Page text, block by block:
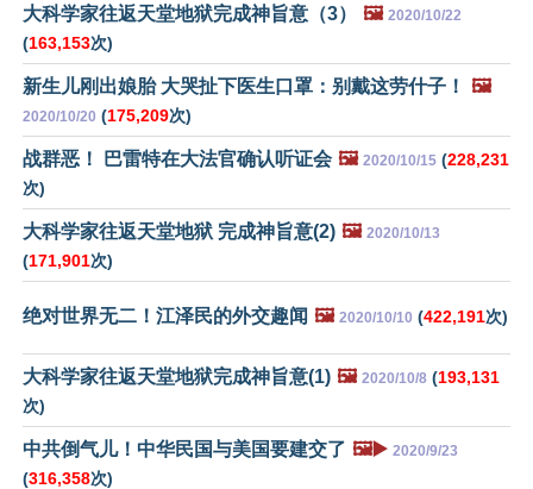
大科学家往返天堂地狱完成神旨意（3） 🖼️ 2020/10/22
(163,153次)
新生儿刚出娘胎 大哭扯下医生口罩：别戴这劳什子！ 🖼️
2020/10/20 (175,209次)
战群恶！ 巴雷特在大法官确认听证会 🖼️ 2020/10/15 (228,231
次)
大科学家往返天堂地狱 完成神旨意(2) 🖼️ 2020/10/13
(171,901次)
绝对世界无二！江泽民的外交趣闻 🖼️ 2020/10/10 (422,191次)
大科学家往返天堂地狱完成神旨意(1) 🖼️ 2020/10/8 (193,131
次)
中共倒气儿！中华民国与美国要建交了 🖼️▶️ 2020/9/23
(316,358次)